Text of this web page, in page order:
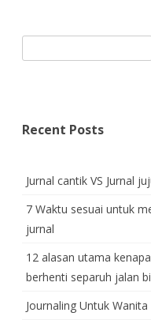
Recent Posts
Jurnal cantik VS Jurnal
7 Waktu sesuai untuk
jurnal
12 alasan utama
berhenti separuh jalan
Journaling Untuk